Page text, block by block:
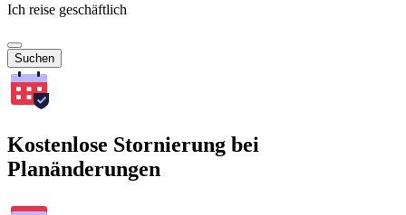
Ich reise geschäftlich
Suchen
Kostenlose Stornierung bei
Planänderungen